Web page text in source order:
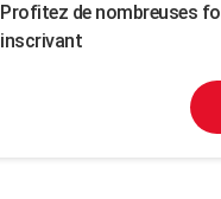
Profitez de nombreuses
inscrivant